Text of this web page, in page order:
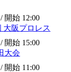
開始 12:00
大阪プロレス
開始 15:00
大会
開始 11:00